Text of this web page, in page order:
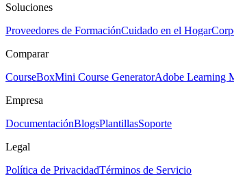
Soluciones
Proveedores de FormaciónCuidado en el Hogar
Comparar
CourseBoxMini Course GeneratorAdobe Learning
Empresa
DocumentaciónBlogsPlantillasSoporte
Legal
Política de PrivacidadTérminos de Servicio